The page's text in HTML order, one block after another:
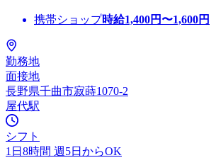
携帯ショップ時給1,400円〜1,600円
勤務地
面接地
長野県千曲市寂蒔1070-2
屋代駅
シフト
1日8時間 週5日からOK